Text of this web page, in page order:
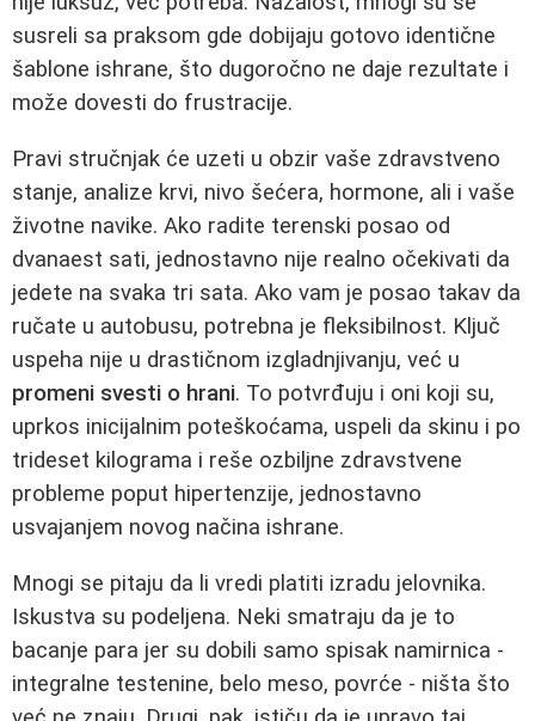
susreli sa praksom gde dobijaju gotovo identične
šablone ishrane, što dugoročno ne daje rezultate i
može dovesti do frustracije.
Pravi stručnjak će uzeti u obzir vaše zdravstveno
stanje, analize krvi, nivo šećera, hormone, ali i vaše
životne navike. Ako radite terenski posao od
dvanaest sati, jednostavno nije realno očekivati da
jedete na svaka tri sata. Ako vam je posao takav da
ručate u autobusu, potrebna je fleksibilnost. Ključ
uspeha nije u drastičnom izgladnjivanju, već u
promeni svesti o hrani. To potvrđuju i oni koji su,
uprkos inicijalnim poteškoćama, uspeli da skinu i po
trideset kilograma i reše ozbiljne zdravstvene
probleme poput hipertenzije, jednostavno
usvajanjem novog načina ishrane.
Mnogi se pitaju da li vredi platiti izradu jelovnika.
Iskustva su podeljena. Neki smatraju da je to
bacanje para jer su dobili samo spisak namirnica -
integralne testenine, belo meso, povrće - ništa što